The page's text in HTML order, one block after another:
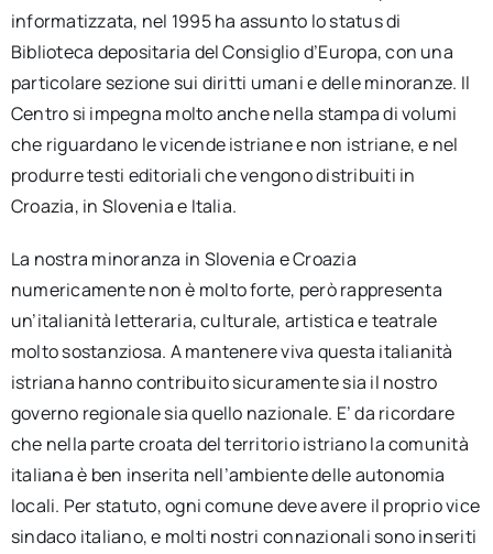
informatizzata, nel 1995 ha assunto lo status di
Biblioteca depositaria del Consiglio d’Europa, con una
particolare sezione sui diritti umani e delle minoranze. Il
Centro si impegna molto anche nella stampa di volumi
che riguardano le vicende istriane e non istriane, e nel
produrre testi editoriali che vengono distribuiti in
Croazia, in Slovenia e Italia.
La nostra minoranza in Slovenia e Croazia
numericamente non è molto forte, però rappresenta
un’italianità letteraria, culturale, artistica e teatrale
molto sostanziosa. A mantenere viva questa italianità
istriana hanno contribuito sicuramente sia il nostro
governo regionale sia quello nazionale. E’ da ricordare
che nella parte croata del territorio istriano la comunità
italiana è ben inserita nell’ambiente delle autonomia
locali. Per statuto, ogni comune deve avere il proprio vice
sindaco italiano, e molti nostri connazionali sono inseriti